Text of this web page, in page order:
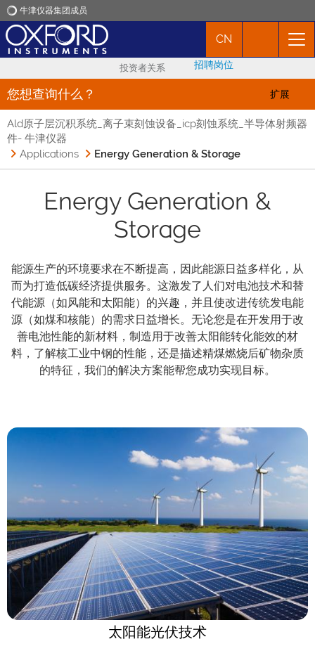
牛津仪器集团成员
应用
产品
市场活动
CN
投资者关系 招聘岗位
您想查询什么？ 扩展
Ald原子层沉积系统_离子束刻蚀设备_icp刻蚀系统_半导体射频器
件- 牛津仪器
Applications
Energy Generation & Storage
Energy Generation &
Storage
能源生产的环境要求在不断提高，因此能源日益多样化，从
而为打造低碳经济提供服务。这激发了人们对电池技术和替
代能源（如风能和太阳能）的兴趣，并且使改进传统发电能
源（如煤和核能）的需求日益增长。无论您是在开发用于改
善电池性能的新材料，制造用于改善太阳能转化能效的材
料，了解核工业中钢的性能，还是描述精煤燃烧后矿物杂质
的特征，我们的解决方案能帮您成功实现目标。
太阳能光伏技术